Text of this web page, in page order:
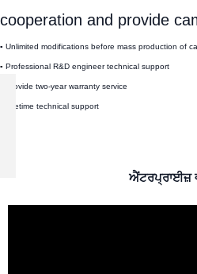
cooperation and provide
▪ Unlimited modifications before mass production of
▪ Professional R&D engineer technical support
▪ Provide two-year warranty service
▪ Lifetime technical support
ਐਂਟਰਪ੍ਰਾਈਜ਼